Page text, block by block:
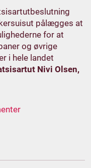
pålægges at
for at
og øvrige
i hele landet
Nivi Olsen,